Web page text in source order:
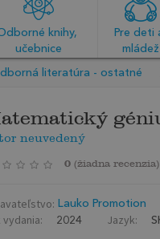
knihy,
učebnice
Pre deti
mládež
literatúra - ostatné
neuvedený
0 (žiadna recenzia)
Lauko Promotion
vydania: 2024 Jazyk: